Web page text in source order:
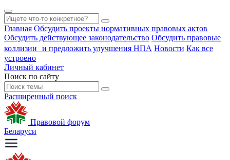
Главная Обсудить проекты нормативных правовых актов
Обсудить действующее законодательство Обсудить правовые
коллизии и предложить улучшения НПА Новости Как все
устроено
Личный кабинет
Поиск по сайту
Расширенный поиск
Правовой форум
Беларуси